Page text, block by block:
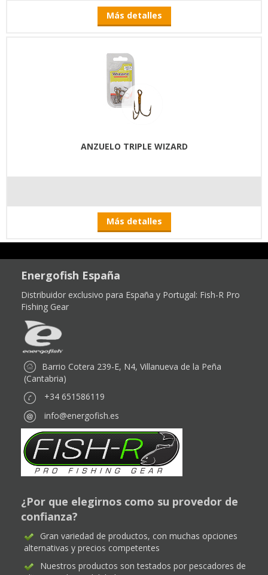
Más detalles
ANZUELO TRIPLE WIZARD
Más detalles
Energofish España
Distribuidor exclusivo para España y Portugal: Fish-R Pro
Fishing Gear
Barrio Cotera 239-E, N4, Villanueva de la Peña
(Cantabria)
+34 651586119
info@energofish.es
¿Por que elegirnos como su provedor de
confianza?
Gran variedad de productos, con muchas opciones
alternativas y precios competentes
Nuestros productos son testados por pescadores de